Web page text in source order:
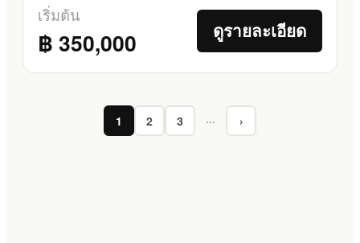
เริ่มต้น
฿ 350,000 ดูรายละเอียด
1 2 3 ··· ›